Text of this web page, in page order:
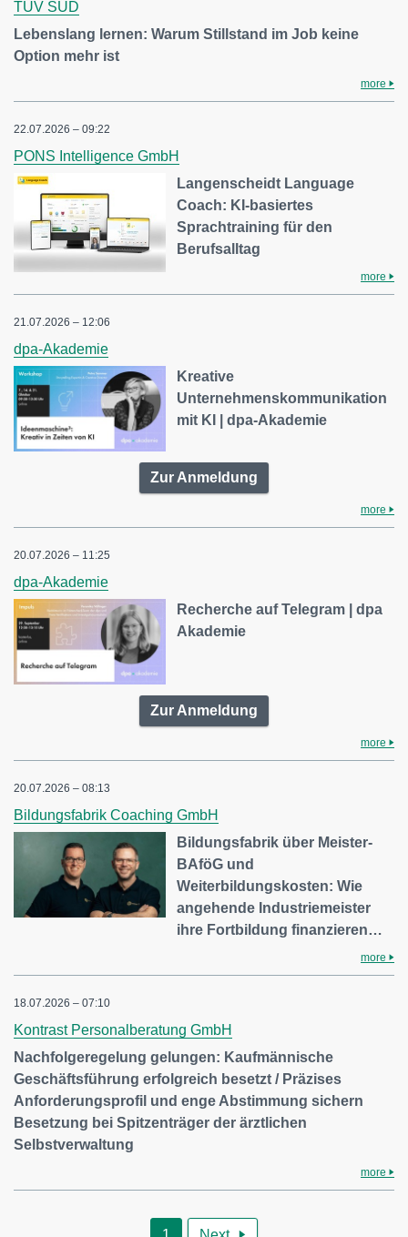
TÜV SÜD
Lebenslang lernen: Warum Stillstand im Job keine
Option mehr ist
more
22.07.2026 – 09:22
PONS Intelligence GmbH
Langenscheidt Language
Coach: KI-basiertes
Sprachtraining für den
Berufsalltag
more
21.07.2026 – 12:06
dpa-Akademie
Kreative
Unternehmenskommunikation
mit KI | dpa-Akademie
Zur Anmeldung
more
20.07.2026 – 11:25
dpa-Akademie
Recherche auf Telegram | dpa
Akademie
Zur Anmeldung
more
20.07.2026 – 08:13
Bildungsfabrik Coaching GmbH
Bildungsfabrik über Meister-
BAföG und
Weiterbildungskosten: Wie
angehende Industriemeister
ihre Fortbildung finanzieren…
more
18.07.2026 – 07:10
Kontrast Personalberatung GmbH
Nachfolgeregelung gelungen: Kaufmännische
Geschäftsführung erfolgreich besetzt / Präzises
Anforderungsprofil und enge Abstimmung sichern
Besetzung bei Spitzenträger der ärztlichen
Selbstverwaltung
more